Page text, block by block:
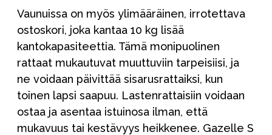
Vaunuissa on myös ylimääräinen, irrotettava
ostoskori, joka kantaa 10 kg lisää
kantokapasiteettia. Tämä monipuolinen
rattaat mukautuvat muuttuviin tarpeisiisi, ja
ne voidaan päivittää sisarusrattaiksi, kun
toinen lapsi saapuu. Lastenrattaisiin voidaan
ostaa ja asentaa istuinosa ilman, että
mukavuus tai kestävyys heikkenee. Gazelle S